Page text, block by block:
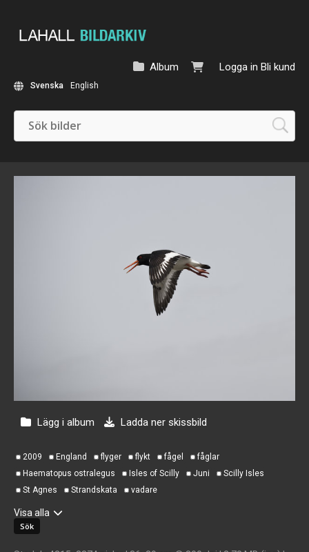
Logga in Bli kund
Album
Svenska English
Lägg i album Ladda ner skissbild
2009 England flyger flykt fågel
fåglar
Haematopus ostralegus
Isles of Scilly Juni
Scilly Isles
St Agnes
Strandskata vadare
Visa alla